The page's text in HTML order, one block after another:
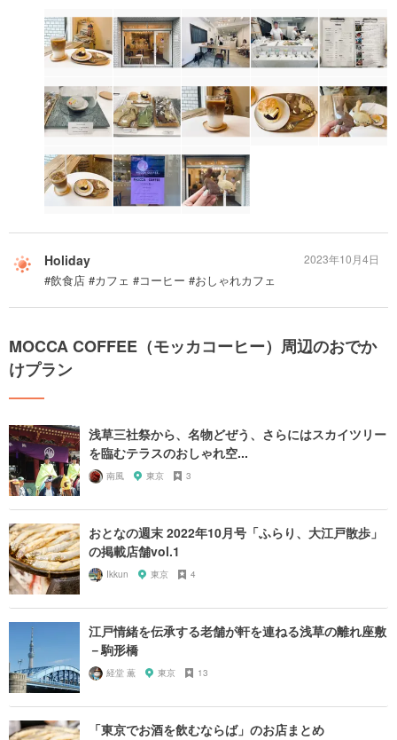
Holiday
#飲食店 #カフェ #コーヒー #おしゃれカフェ
2023年10月4日
MOCCA COFFEE（モッカコーヒー）周辺のおでか
けプラン
浅草三社祭から、名物どぜう、さらにはスカイツリー
を臨むテラスのおしゃれ空...
南風 東京 3
おとなの週末 2022年10月号「ふらり、大江戸散歩」
の掲載店舗vol.1
Ikkun 東京 4
江戸情緒を伝承する老舗が軒を連ねる浅草の離れ座敷
－駒形橋
経堂 薫 東京 13
「東京でお酒を飲むならば」のお店まとめ